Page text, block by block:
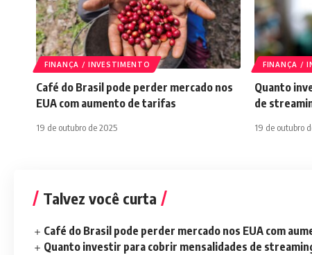
FINANÇA / INVESTIMENTO
Café do Brasil pode perder mercado nos
EUA com aumento de tarifas
19 de outubro de 2025
FINANÇA /
Quanto
de
19 de outubro
Talvez você curta
Café do Brasil pode perder mercado nos EUA com
Quanto investir para cobrir mensalidades de